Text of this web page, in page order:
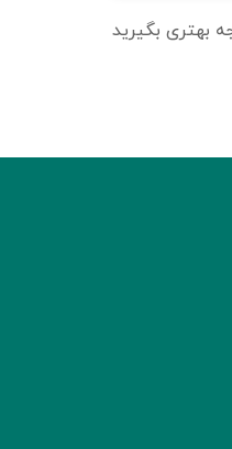
بهتری بگیرید